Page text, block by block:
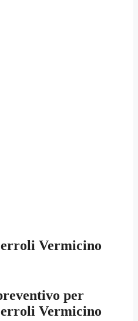
Vermicino
per
Vermicino